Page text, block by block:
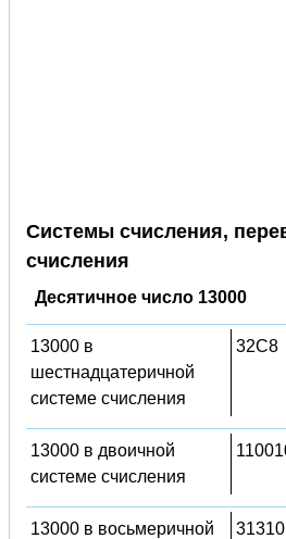
Системы счисления,
счисления
Десятичное число 13000
13000 в
шестнадцатеричной
системе счисления
32C8
13000 в двоичной
системе счисления
13000 в восьмеричной
31310